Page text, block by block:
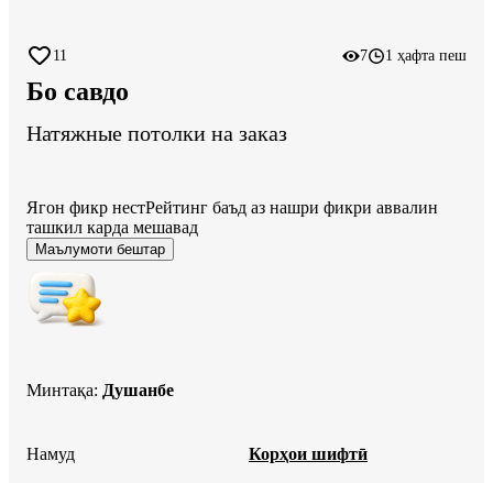
11 7 1 ҳафта пеш
Бо савдо
Натяжные потолки на заказ
Ягон фикр нестРейтинг баъд аз нашри фикри аввалин
ташкил карда мешавад
Маълумоти бештар
Минтақа: Душанбе
Намуд Корҳои шифтӣ